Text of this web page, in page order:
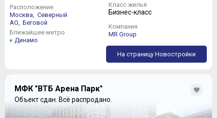
Расположение
Москва,
Северный
АО,
Беговой
Ближайшее метро
Динамо
Класс жилья
Бизнес-класс
Компания
MR Group
На страницу Новостройки
МФК "ВТБ Арена Парк"
Объект сдан. Всё распродано.